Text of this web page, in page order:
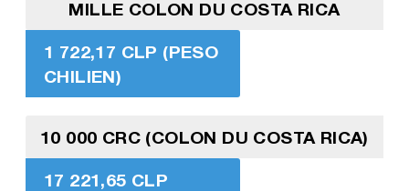
MILLE COLON DU COSTA RICA
1 722,17 CLP (PESO
CHILIEN)
10 000 CRC (COLON DU COSTA RICA)
17 221,65 CLP